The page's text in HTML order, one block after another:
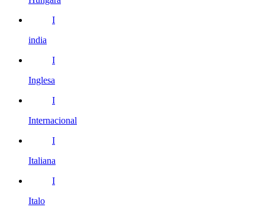
I
india
I
Inglesa
I
Internacional
I
Italiana
I
Italo